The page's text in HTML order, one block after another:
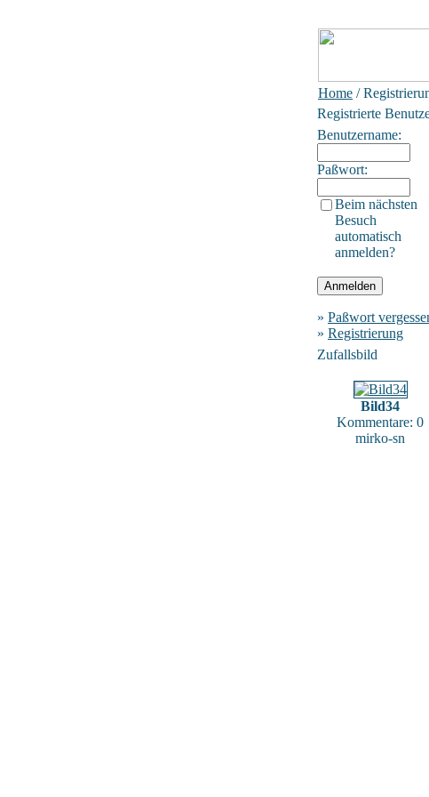
Home /
Registrierte
Benutzername:
Paßwort:
Beim nächsten
Besuch
automatisch
anmelden?
» Paßwort
» Registrierung
Zufallsbild
Bild34
Kommentare: 0
mirko-sn